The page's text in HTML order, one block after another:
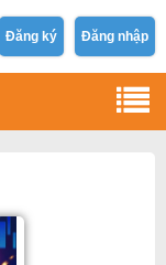
Đăng ký Đăng nhập